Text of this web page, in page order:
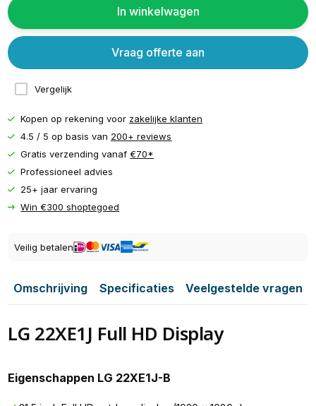
In winkelwagen
Vergelijk
Vraag offerte aan
Kopen op rekening voor zakelijke klanten
4.5 / 5 op basis van 200+ reviews
Gratis verzending vanaf€70*
Professioneel advies
25+ jaar ervaring
Win €300 shoptegoed
Veilig betalen
Omschrijving Specificaties Veelgestelde vragen
LG 22XE1J Full HD Display
Eigenschappen LG 22XE1J-B